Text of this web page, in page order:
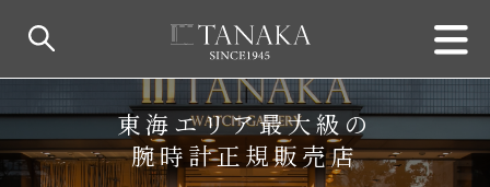
東海エリア最大級の
腕時計正規販売店